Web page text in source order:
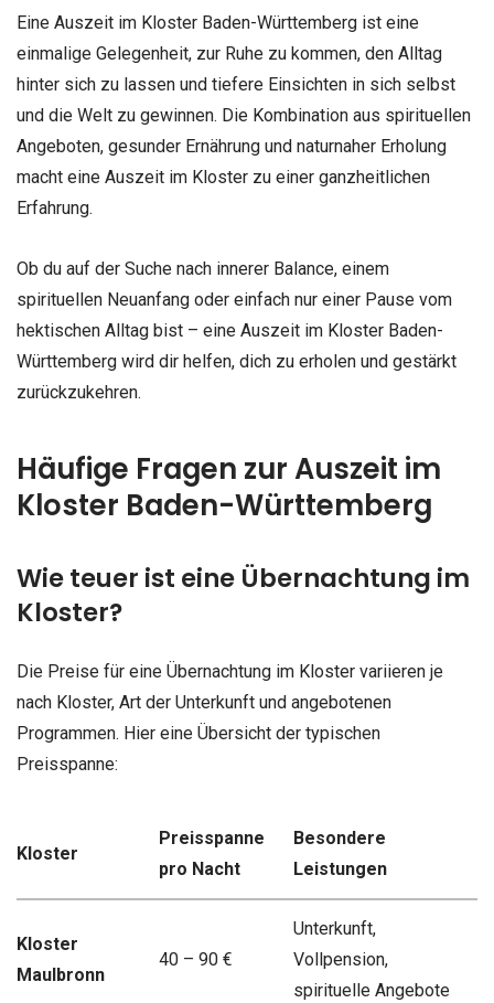
Eine Auszeit im Kloster Baden-Württemberg ist eine
einmalige Gelegenheit, zur Ruhe zu kommen, den Alltag
hinter sich zu lassen und tiefere Einsichten in sich selbst
und die Welt zu gewinnen. Die Kombination aus spirituellen
Angeboten, gesunder Ernährung und naturnaher Erholung
macht eine Auszeit im Kloster zu einer ganzheitlichen
Erfahrung.
Ob du auf der Suche nach innerer Balance, einem
spirituellen Neuanfang oder einfach nur einer Pause vom
hektischen Alltag bist – eine Auszeit im Kloster Baden-
Württemberg wird dir helfen, dich zu erholen und gestärkt
zurückzukehren.
Häufige Fragen zur Auszeit im
Kloster Baden-Württemberg
Wie teuer ist eine Übernachtung im
Kloster?
Die Preise für eine Übernachtung im Kloster variieren je
nach Kloster, Art der Unterkunft und angebotenen
Programmen. Hier eine Übersicht der typischen
Preisspanne:
Kloster
Preisspanne
pro Nacht
Besondere
Leistungen
Kloster
Maulbronn
40 – 90 €
Unterkunft,
Vollpension,
spirituelle Angebote